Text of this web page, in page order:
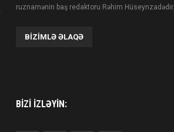
ruznamənin baş redaktoru Rəhim Hüseynzadədir.
BIZIMLƏ ƏLAQƏ
BIZI IZLƏYIN: